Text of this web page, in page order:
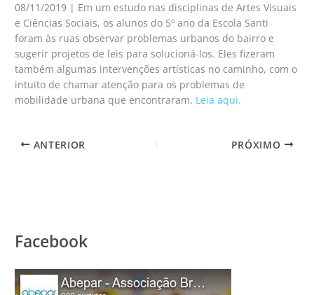
08/11/2019 | Em um estudo nas disciplinas de Artes Visuais
e Ciências Sociais, os alunos do 5º ano da Escola Santi
foram às ruas observar problemas urbanos do bairro e
sugerir projetos de leis para solucioná-los. Eles fizeram
também algumas intervenções artísticas no caminho, com o
intuito de chamar atenção para os problemas de
mobilidade urbana que encontraram. Leia aqui.
ANTERIOR PRÓXIMO
Facebook